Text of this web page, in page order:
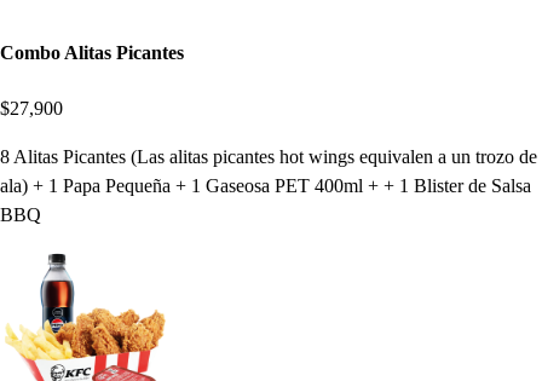
Combo Alitas Picantes
$27,900
8 Alitas Picantes (Las alitas picantes hot wings equivalen a un trozo de
ala) + 1 Papa Pequeña + 1 Gaseosa PET 400ml + + 1 Blister de Salsa
BBQ